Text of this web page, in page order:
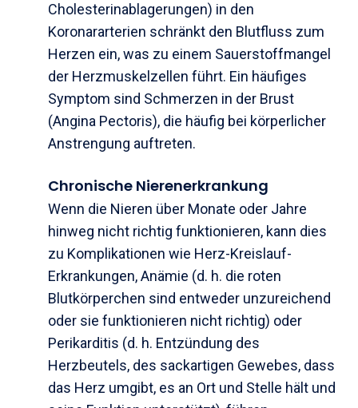
Cholesterinablagerungen) in den
Koronararterien schränkt den Blutfluss zum
Herzen ein, was zu einem Sauerstoffmangel
der Herzmuskelzellen führt. Ein häufiges
Symptom sind Schmerzen in der Brust
(Angina Pectoris), die häufig bei körperlicher
Anstrengung auftreten.
Chronische Nierenerkrankung
Wenn die Nieren über Monate oder Jahre
hinweg nicht richtig funktionieren, kann dies
zu Komplikationen wie Herz-Kreislauf-
Erkrankungen, Anämie (d. h. die roten
Blutkörperchen sind entweder unzureichend
oder sie funktionieren nicht richtig) oder
Perikarditis (d. h. Entzündung des
Herzbeutels, des sackartigen Gewebes, dass
das Herz umgibt, es an Ort und Stelle hält und